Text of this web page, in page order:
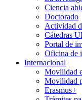
Ciencia
Doctorado
Actividad
Cátedras
Portal de
Oficina de
Internacional
Movilidad
Movilidad
Erasmus+